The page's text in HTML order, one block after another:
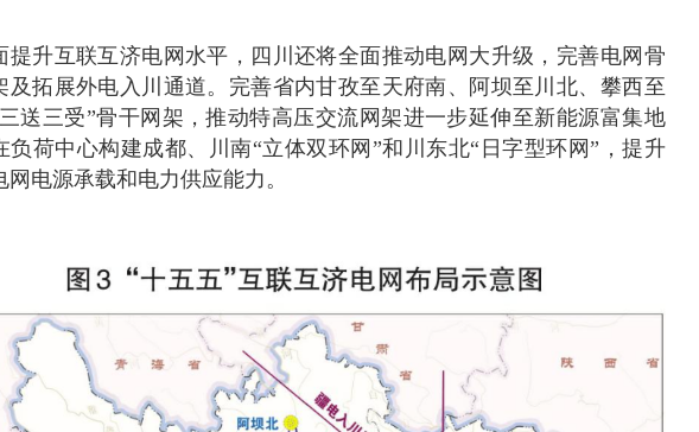
提升互联互济电网水平，四川还将全面推动电网大升级，完善电网骨
及拓展外电入川通道。完善省内甘孜至天府南、阿坝至川北、攀西至
送三受”骨干网架，推动特高压交流网架进一步延伸至新能源富集地
负荷中心构建成都、川南“立体双环网”和川东北“日字型环网”，提升
网电源承载和电力供应能力。